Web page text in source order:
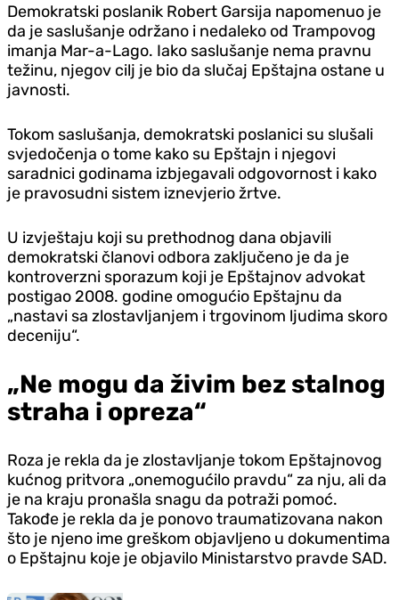
Demokratski poslanik Robert Garsija napomenuo je
da je saslušanje održano i nedaleko od Trampovog
imanja Mar-a-Lago. Iako saslušanje nema pravnu
težinu, njegov cilj je bio da slučaj Epštajna ostane u
javnosti.
Tokom saslušanja, demokratski poslanici su slušali
svjedočenja o tome kako su Epštajn i njegovi
saradnici godinama izbjegavali odgovornost i kako
je pravosudni sistem iznevjerio žrtve.
U izvještaju koji su prethodnog dana objavili
demokratski članovi odbora zaključeno je da je
kontroverzni sporazum koji je Epštajnov advokat
postigao 2008. godine omogućio Epštajnu da
„nastavi sa zlostavljanjem i trgovinom ljudima skoro
deceniju“.
„Ne mogu da živim bez stalnog
straha i opreza“
Roza je rekla da je zlostavljanje tokom Epštajnovog
kućnog pritvora „onemogućilo pravdu“ za nju, ali da
je na kraju pronašla snagu da potraži pomoć.
Takođe je rekla da je ponovo traumatizovana nakon
što je njeno ime greškom objavljeno u dokumentima
o Epštajnu koje je objavilo Ministarstvo pravde SAD.